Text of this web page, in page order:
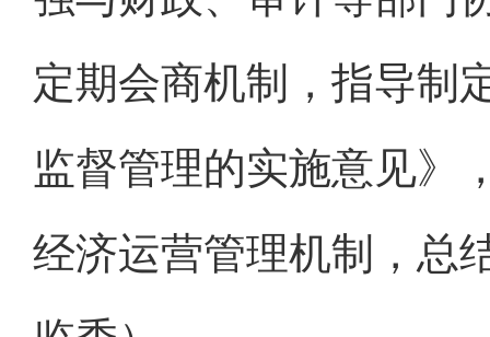
定期会商机制，指导制
监督管理的实施意见》
经济运营管理机制，总